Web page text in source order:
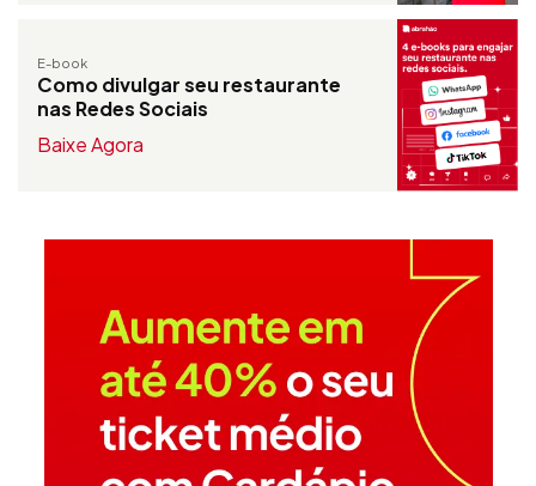
E-book
Como divulgar seu restaurante
nas Redes Sociais
Baixe Agora